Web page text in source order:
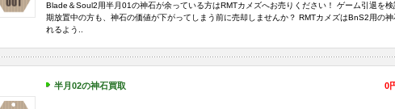
Blade＆Soul2用半月01の神石が余っている方はRMTカメズへお売りください！ ゲーム引退を
期放置中の方も、神石の価値が下がってしまう前に売却しませんか？ RMTカメズはBnS2用の神
れるよう..
半月02の神石買取 0